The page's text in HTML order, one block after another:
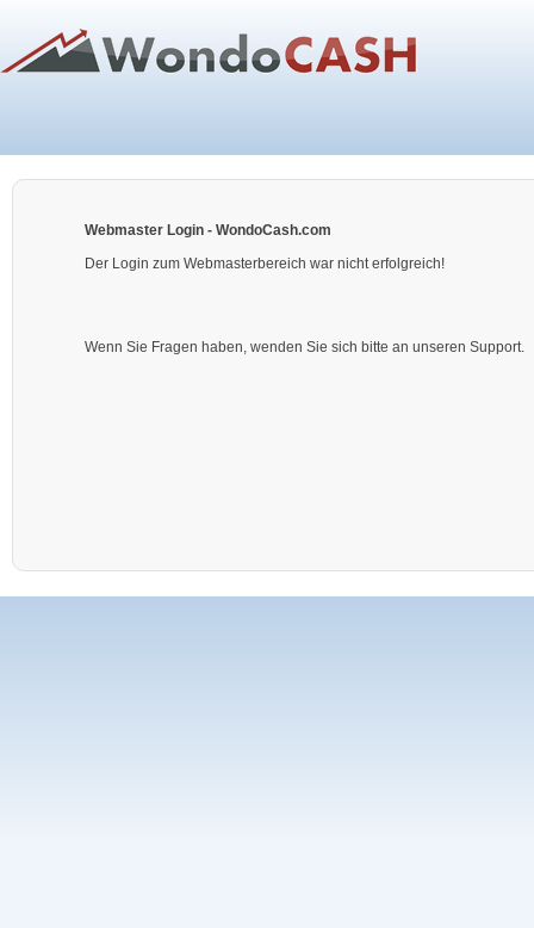
Webmaster Login - WondoCash.com
Der Login zum Webmasterbereich war nicht erfolgreich!
Wenn Sie Fragen haben, wenden Sie sich bitte an unseren Support.